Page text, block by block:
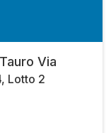
Via
Lotto 2